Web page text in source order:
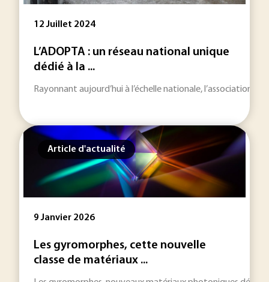
12 Juillet 2024
L’ADOPTA : un réseau national unique
dédié à la ...
Rayonnant aujourd’hui à l’échelle nationale, l’association
Article d'actualité
9 Janvier 2026
Les gyromorphes, cette nouvelle
classe de matériaux ...